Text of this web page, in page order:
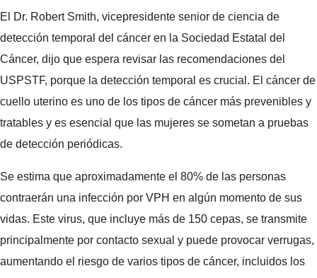
El Dr. Robert Smith, vicepresidente senior de ciencia de
detección temporal del cáncer en la Sociedad Estatal del
Cáncer, dijo que espera revisar las recomendaciones del
USPSTF, porque la detección temporal es crucial. El cáncer de
cuello uterino es uno de los tipos de cáncer más prevenibles y
tratables y es esencial que las mujeres se sometan a pruebas
de detección periódicas.
Se estima que aproximadamente el 80% de las personas
contraerán una infección por VPH en algún momento de sus
vidas. Este virus, que incluye más de 150 cepas, se transmite
principalmente por contacto sexual y puede provocar verrugas,
aumentando el riesgo de varios tipos de cáncer, incluidos los